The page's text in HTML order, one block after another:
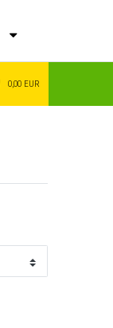
0,00 EUR